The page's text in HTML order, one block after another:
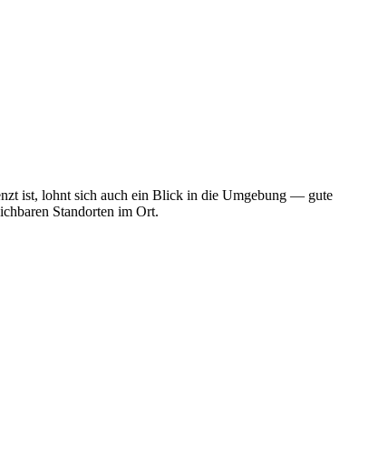
ist, lohnt sich auch ein Blick in die Umgebung — gute
Standorten im Ort.